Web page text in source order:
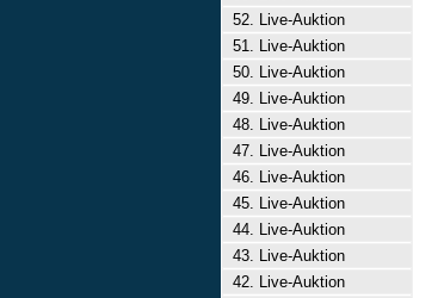
52. Live-Auktion
51. Live-Auktion
50. Live-Auktion
49. Live-Auktion
48. Live-Auktion
47. Live-Auktion
46. Live-Auktion
45. Live-Auktion
44. Live-Auktion
43. Live-Auktion
42. Live-Auktion